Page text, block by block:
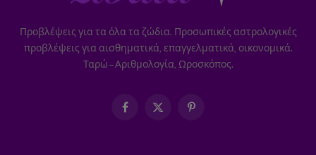
Προβλέψεις για τα όλα τα ζώδια. Προσωπικές αστρολογικές
προβλέψεις για αισθηματικά, επαγγελματικά, οικονομικά.
Ταρώ – Αριθμολογία, Ωροσκόπος.
Facebook
X
Pinterest